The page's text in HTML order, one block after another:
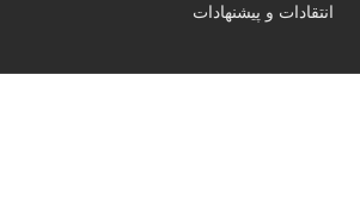
انتقادات و پیشنهادات